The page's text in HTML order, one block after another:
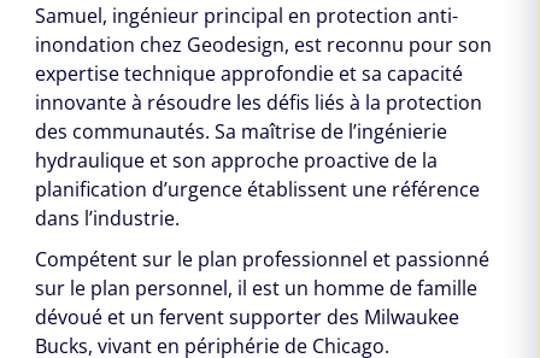
Samuel, ingénieur principal en protection anti-
inondation chez Geodesign, est reconnu pour son
expertise technique approfondie et sa capacité
innovante à résoudre les défis liés à la protection
des communautés. Sa maîtrise de l’ingénierie
hydraulique et son approche proactive de la
planification d’urgence établissent une référence
dans l’industrie.
Compétent sur le plan professionnel et passionné
sur le plan personnel, il est un homme de famille
dévoué et un fervent supporter des Milwaukee
Bucks, vivant en périphérie de Chicago.